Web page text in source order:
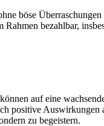
böse
bezahlbar,
auf eine
positive
zu begeistern.